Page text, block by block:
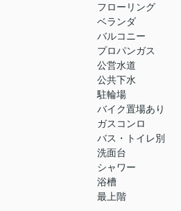
フローリング
ベランダ
バルコニー
プロパンガス
公営水道
公共下水
駐輪場
バイク置場あり
ガスコンロ
バス・トイレ別
洗面台
シャワー
浴槽
最上階